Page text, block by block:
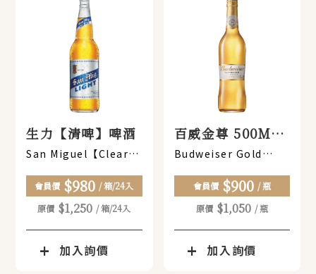
生力【清啤】啤酒
San Miguel【Clear】
會員價 $980 / 箱/24入
原價 $1,250 / 箱/24入
加入詢價
百威金尊 500ML
(瓶裝)x12瓶
Budweiser Gold
bottles
會員價 $900 / 瓶
原價 $1,050 / 瓶
加入詢價